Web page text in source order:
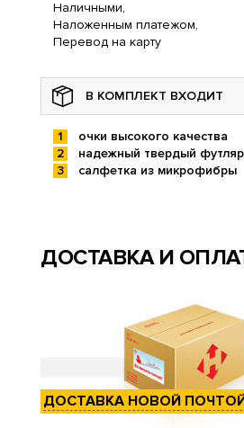
Наличными,
Наложенным платежом,
Перевод на карту
В КОМПЛЕКТ ВХОДИТ
очки высокого качества
надежный твердый футляр
салфетка из микрофибры
ДОСТАВКА И
ДОСТАВКА НОВОЙ